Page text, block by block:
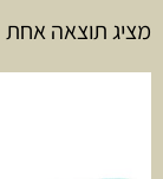
מציג תוצאה אחת